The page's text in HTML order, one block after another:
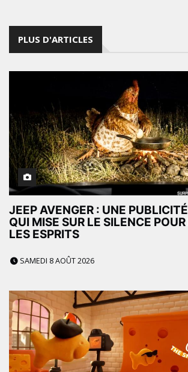
PLUS D'ARTICLES
JEEP AVENGER : UNE
QUI MISE SUR LE SILENCE
LES ESPRITS
SAMEDI 8 AOÛT 2026